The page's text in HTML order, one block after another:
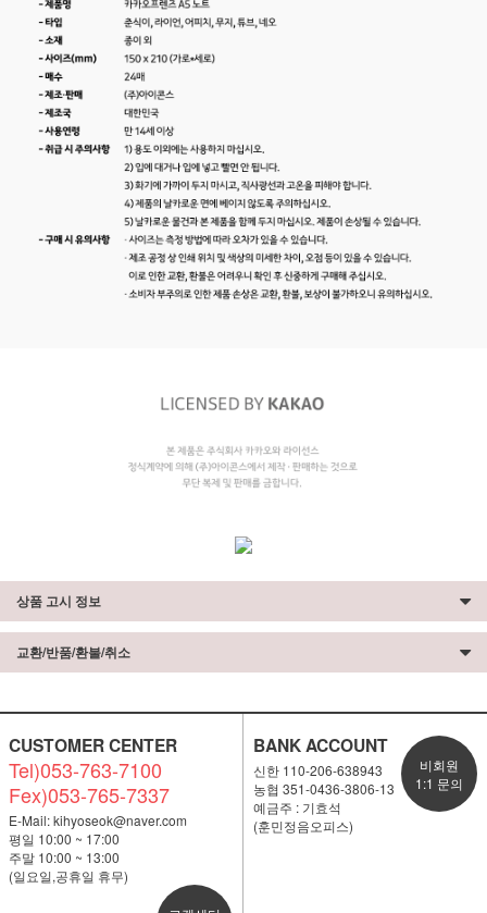
상품 고시 정보
교환/반품/환불/취소
CUSTOMER CENTER
Tel)053-763-7100
Fex)053-765-7337
E-Mail:kihyoseok@naver.com
평일 10:00 ~ 17:00
주말 10:00 ~ 13:00
(일요일,공휴일 휴무)
BANK ACCOUNT
신한 110-206-638943
농협 351-0436-3806-13
예금주 : 기효석
(훈민정음오피스)
비회원
1:1 문의